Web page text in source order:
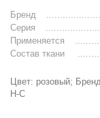
Бренд
Серия
Применяется
Состав ткани
Цвет: розовый;
Н-С